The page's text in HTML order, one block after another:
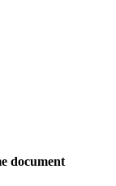
document